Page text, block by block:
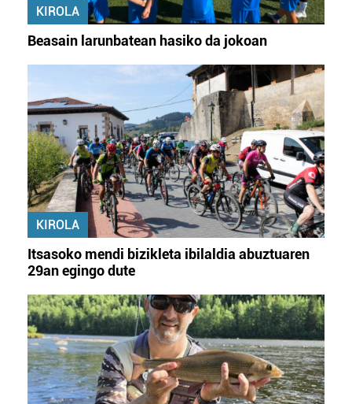
KIROLA
Beasain larunbatean hasiko da jokoan
KIROLA
Itsasoko mendi bizikleta ibilaldia abuztuaren
29an egingo dute